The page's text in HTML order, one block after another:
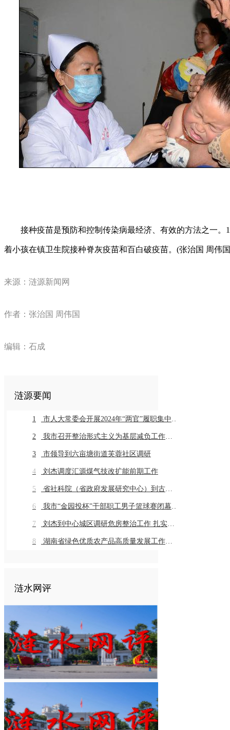
接种疫苗是预防和控制传染病最经济、有效的方法之一。1
着小孩在镇卫生院接种脊灰疫苗和百白破疫苗。(张治国 周伟
来源：涟源新闻网
作者：张治国 周伟国
编辑：石成
涟源要闻
1 市人大常委会开展2024年“两官”履职集中评议
2 我市召开整治形式主义为基层减负工作推进会暨业务培训会议
3 市领导到六亩塘街道芙蓉社区调研
4 刘杰调度汇源煤气技改扩能前期工作
5 省社科院（省政府发展研究中心）到古仙界村调研乡村振兴工作
6 我市“金园投杯”干部职工男子篮球赛闭幕 市直组高新金园代表队 乡镇组桥头河镇代表队获得冠军
7 刘杰到中心城区调研危房整治工作 扎实推进危房整治工作 切实保障群众住房安全
8 湖南省绿色优质农产品高质量发展工作推进会在我市召开
涟水网评